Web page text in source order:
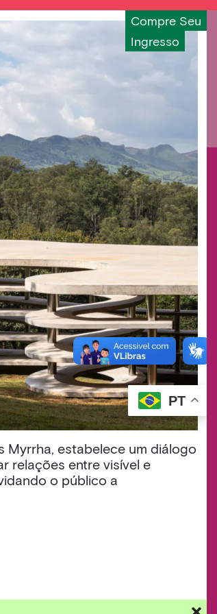
Compre Seu
Ingresso
Myrrha, estabelece um diálogo
relações entre visível e
o público a
PT